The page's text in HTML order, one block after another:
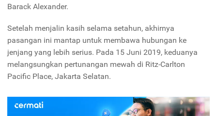
Barack Alexander.
Setelah menjalin kasih selama setahun, akhirnya
pasangan ini mantap untuk membawa hubungan ke
jenjang yang lebih serius. Pada 15 Juni 2019, keduanya
melangsungkan pertunangan mewah di Ritz-Carlton
Pacific Place, Jakarta Selatan.